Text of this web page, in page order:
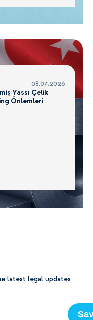
08.07.2026
Yassı Çelik
Önlemleri
latest legal updates